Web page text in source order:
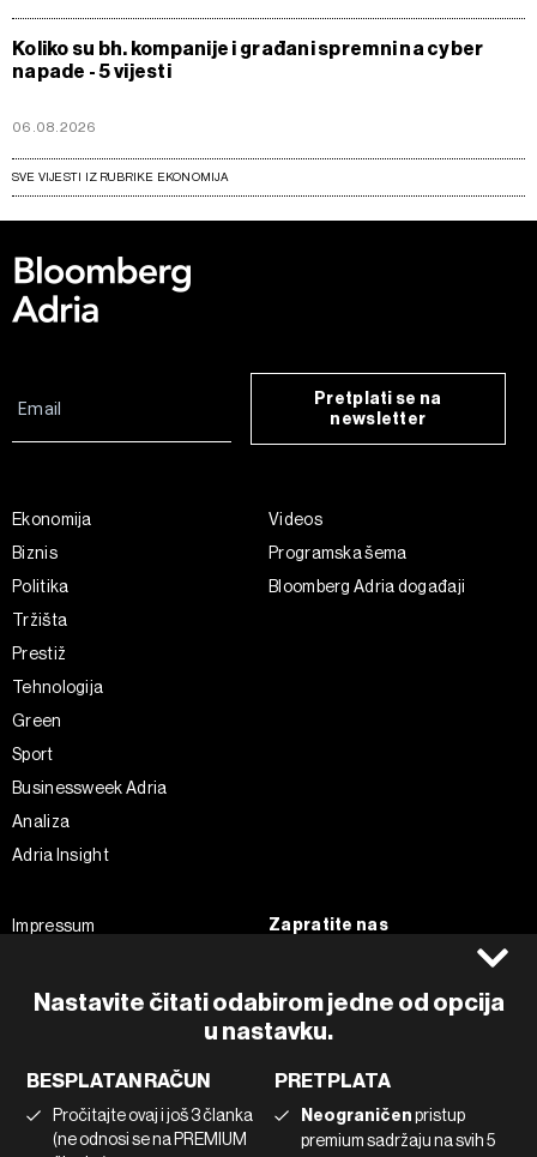
Koliko su bh. kompanije i građani spremni na cyber
napade - 5 vijesti
06.08.2026
SVE VIJESTI IZ RUBRIKE EKONOMIJA
Nastavite čitati odabirom jedne od opcija
u nastavku.
BESPLATAN RAČUN
Pročitajte ovaj i još 3 članka
(ne odnosi se na PREMIUM
PRETPLATA
Neograničenpristup
premium sadržaju na svih 5
Pretplati se na
newsletter
Ekonomija
Biznis
Politika
Tržišta
Prestiž
Tehnologija
Green
Sport
Businessweek Adria
Analiza
Adria Insight
Videos
Programska šema
Bloomberg Adria događaji
Impressum
Pravila privatnosti
Korištenje umjetne inteligencije
Zapratite nas
Instagram
Twitter
Tiktok